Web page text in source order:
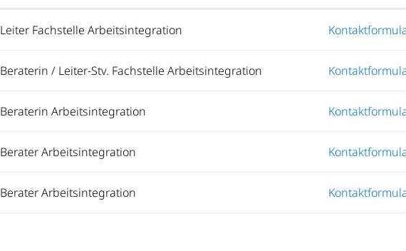
Leiter Fachstelle Arbeitsintegration
Beraterin / Leiter-Stv. Fachstelle Arbeitsintegration
Beraterin Arbeitsintegration
Berater Arbeitsintegration
Berater Arbeitsintegration